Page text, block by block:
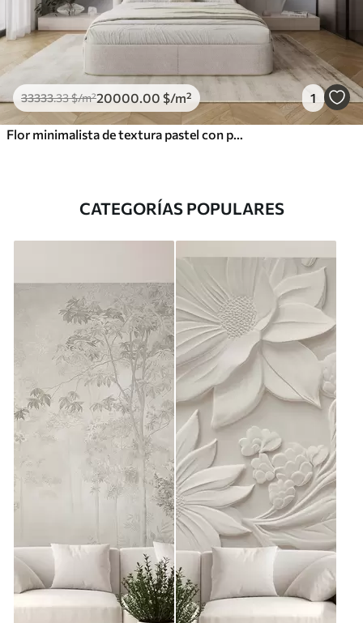
33333.33$/m²20000 .00 $/m² 1
CATEGORÍAS POPULARES